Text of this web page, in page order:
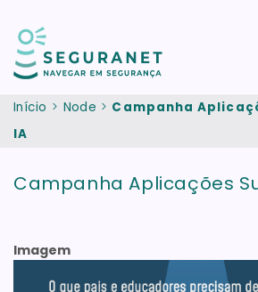
Início Node
Campanha
IA
Campanha Aplicações
Imagem